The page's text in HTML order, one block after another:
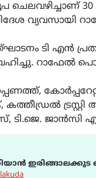
ചെലവഴിച്ചാണ്
വ്യവസായി
ടി എൻ
റാഫേൽ
ജാൻസി